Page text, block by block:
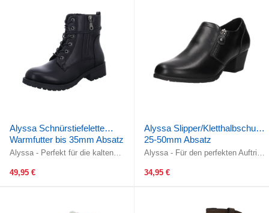
Alyssa Schnürstiefelette
Warmfutter bis 35mm Absatz
(casual)
Alyssa - Perfekt für die kalten
auch immer ein modisches ...
49,95 €
Alyssa Slipper/Kletthalbschuh
25-50mm Absatz
Alyssa - Für den perfekten Auftritt!
schwarzem Kunstleder. Das ...
34,95 €